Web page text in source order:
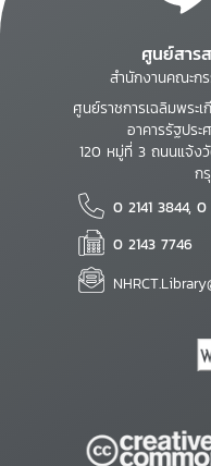
ศูนย์สาร
สำนักงานคณะก
ศูนย์ราชการเฉลิมพร
อาคารรัฐปร
120 หมู่ที่ 3 ถนนแจ้ง
ก
0 2141 3844, 0
0 2143 7746